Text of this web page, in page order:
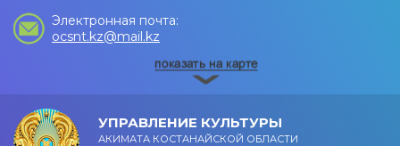
Электронная почта:
ocsnt.kz@mail.kz
УПРАВЛЕНИЕ КУЛЬТУРЫ
АКИМАТА КОСТАНАЙСКОЙ ОБЛАСТИ